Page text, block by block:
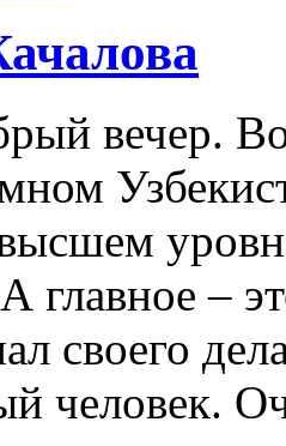
вечер.
главное –
своего
человек.